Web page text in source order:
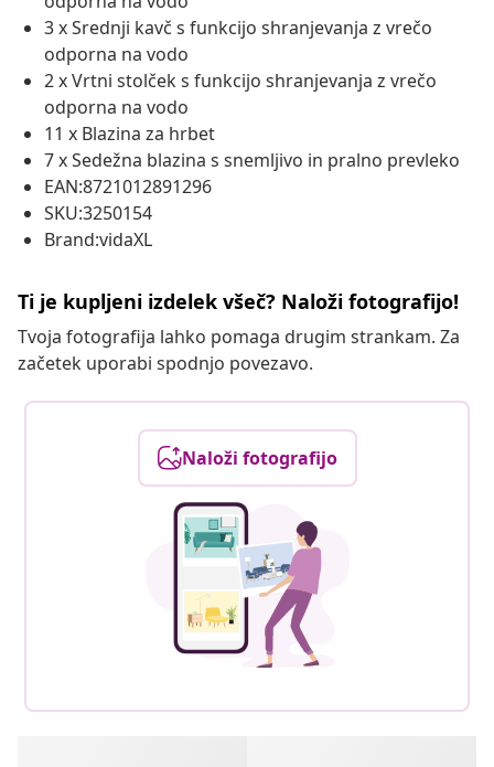
3 x Srednji kavč s funkcijo shranjevanja z vrečo
odporna na vodo
2 x Vrtni stolček s funkcijo shranjevanja z vrečo
odporna na vodo
11 x Blazina za hrbet
7 x Sedežna blazina s snemljivo in pralno prevleko
EAN:8721012891296
SKU:3250154
Brand:vidaXL
Ti je kupljeni izdelek všeč? Naloži fotografijo!
Tvoja fotografija lahko pomaga drugim strankam. Za
začetek uporabi spodnjo povezavo.
Naloži fotografijo